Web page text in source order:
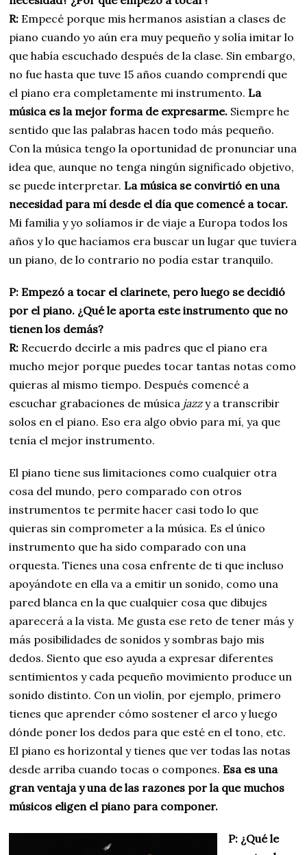
R: Empecé porque mis hermanos asistían a clases de
piano cuando yo aún era muy pequeño y solía imitar lo
que había escuchado después de la clase. Sin embargo,
no fue hasta que tuve 15 años cuando comprendí que
el piano era completamente mi instrumento.La
música es la mejor forma de expresarme. Siempre he
sentido que las palabras hacen todo más pequeño.
Con la música tengo la oportunidad de pronunciar una
idea que, aunque no tenga ningún significado objetivo,
se puede interpretar.La música se convirtió en una
necesidad para mí desde el día que comencé a tocar.
Mi familia y yo solíamos ir de viaje a Europa todos los
años y lo que hacíamos era buscar un lugar que tuviera
un piano, de lo contrario no podía estar tranquilo.
P: Empezó a tocar el clarinete, pero luego se decidió
por el piano. ¿Qué le aporta este instrumento que no
tienen los demás?
R: Recuerdo decirle a mis padres que el piano era
mucho mejor porque puedes tocar tantas notas como
quieras al mismo tiempo. Después comencé a
escuchar grabaciones de música jazzy a transcribir
solos en el piano. Eso era algo obvio para mí, ya que
tenía el mejor instrumento.
El piano tiene sus limitaciones como cualquier otra
cosa del mundo, pero comparado con otros
instrumentos te permite hacer casi todo lo que
quieras sin comprometer a la música. Es el único
instrumento que ha sido comparado con una
orquesta. Tienes una cosa enfrente de ti que incluso
apoyándote en ella va a emitir un sonido, como una
pared blanca en la que cualquier cosa que dibujes
aparecerá a la vista. Me gusta ese reto de tener más y
más posibilidades de sonidos y sombras bajo mis
dedos. Siento que eso ayuda a expresar diferentes
sentimientos y cada pequeño movimiento produce un
sonido distinto. Con un violín, por ejemplo, primero
tienes que aprender cómo sostener el arco y luego
dónde poner los dedos para que esté en el tono, etc.
El piano es horizontal y tienes que ver todas las notas
desde arriba cuando tocas o compones.Esa es una
gran ventaja y una de las razones por la que muchos
músicos eligen el piano para componer.
P: ¿Qué le